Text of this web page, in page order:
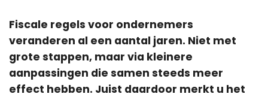
Fiscale regels voor ondernemers
veranderen al een aantal jaren. Niet met
grote stappen, maar via kleinere
aanpassingen die samen steeds meer
effect hebben. Juist daardoor merkt u het